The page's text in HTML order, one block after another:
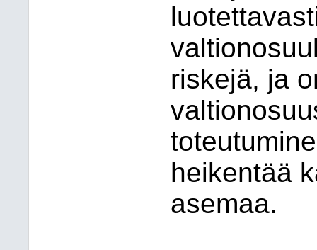
riskejä, ja
heikentää
asemaa.